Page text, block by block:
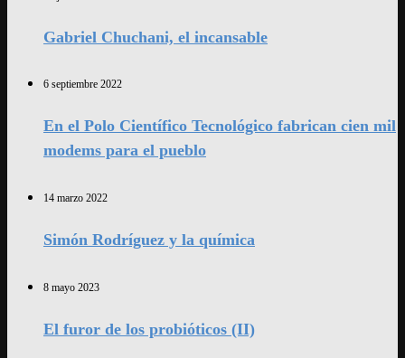
Gabriel Chuchani, el incansable
6 septiembre 2022
En el Polo Científico Tecnológico fabrican cien mil
modems para el pueblo
14 marzo 2022
Simón Rodríguez y la química
8 mayo 2023
El furor de los probióticos (II)